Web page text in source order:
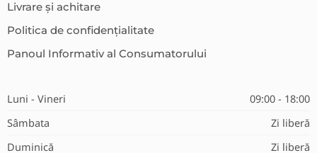
Livrare și achitare
Politica de confidențialitate
Panoul Informativ al Consumatorului
Luni - Vineri
09:00 - 18:00
Sâmbata
Zi liberă
Duminică
Zi liberă